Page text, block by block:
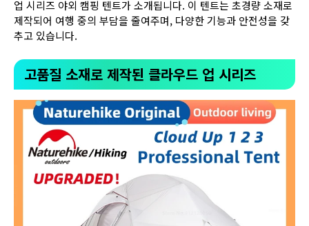
업 시리즈 야외 캠핑 텐트가 소개됩니다. 이 텐트는 초경량 소재로
제작되어 여행 중의 부담을 줄여주며, 다양한 기능과 안전성을 갖
추고 있습니다.
고품질 소재로 제작된 클라우드 업 시리즈